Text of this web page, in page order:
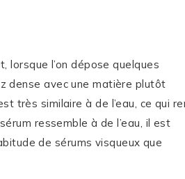
lorsque l’on dépose quelques
dense avec une matière plutôt
très similaire à de l’eau, ce qui
ressemble à de l’eau, il est
de sérums visqueux que